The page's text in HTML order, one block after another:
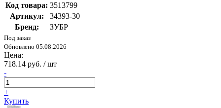
Код товара: 3513799
Артикул:
34393-30
Бренд:
ЗУБР
Под заказ
Обновлено 05.08.2026
Цена:
718.14 руб. / шт
-
+
Купить